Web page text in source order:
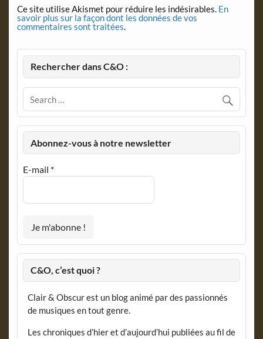
Ce site utilise Akismet pour réduire les indésirables. En
savoir plus sur la façon dont les données de vos
commentaires sont traitées.
Rechercher dans C&O :
Abonnez-vous à notre newsletter
E-mail *
C&O, c’est quoi ?
Clair & Obscur est un blog animé par des passionnés
de musiques en tout genre.
Les chroniques d’hier et d’aujourd’hui publiées au fil de